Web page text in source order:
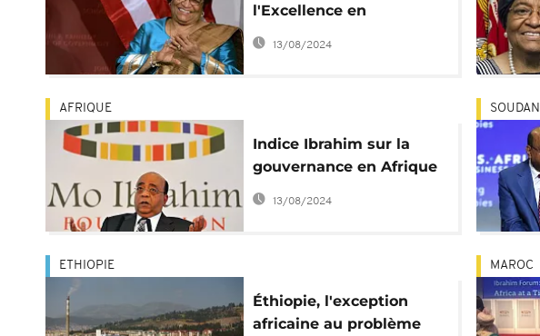
l'Excellence en
Leadership Africain
aujourd'hui entre les
13/08/2024
AFRIQUE
Indice Ibrahim sur la
gouvernance en Afrique
2017 : les bons et les
mauvais élèves
13/08/2024
SOUDAN
ETHIOPIE
Éthiopie, l'exception
africaine au problème
MAROC